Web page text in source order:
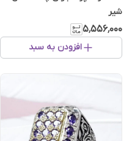
شیر
۵٬۵۵۶٬۰۰۰
افزودن به سبد